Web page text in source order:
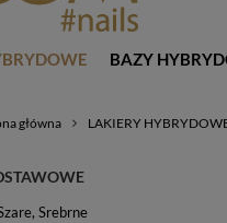
BAZY
główna LAKIERY
Srebrne